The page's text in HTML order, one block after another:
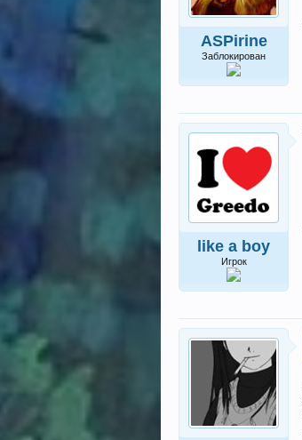
ASPirine
Заблокирован
like a boy
Игрок